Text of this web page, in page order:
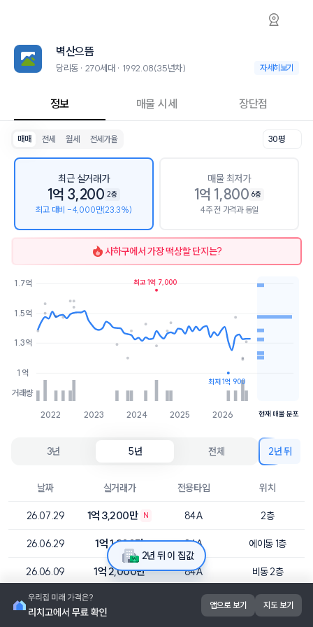
당리동 벽산으뜸 아파트 시세·실거래가·2년뒤
벽산으뜸은 당리동에 위치한 270세대 아파트로, 1992.08 입주한 35년
2026년 8월 9일 기준 23평형의 매매 시세는 1억, 전세는 9.1천입니다.
인근 학군으로는 당리초등학교, 당리중학교가 있습니다.
최고 15층, 용적률 166%, 건폐율 14%의 단지입니다.
벽산으뜸
당리동 · 270세대 · 1992.08(35년차) 당리동 · 270세
자세히보기
정보 매물 시세 장단점
매매 전세 월세 전세가율 30평
최근 실거래가
1억 3,200 2층
최고 대비 -4,000만(23.3%)
매물 최저가
1억 1,800 6층
4주 전 가격과 동일
사하구에서 가장 떡상할 단지는?
2022 2023 2024 2025 2026
거래량
1억
1.3억
1.5억
1.7억 최고 1억 7,000
최저 1억 900
1개
현재 매물 분포
3년 5년 전체 2년 뒤
날짜 실거래가 전용타입 위치
26.07.29 1억 3,200만 N 84A 2층
26.06.29 1억 1,900만 84A 에이동 1층
26.06.09 1억 2,000만 84A 비동 2층
26.04.14 84A 에이동 6층
2년 뒤 이 집값
앱으로 보기 지도 보기